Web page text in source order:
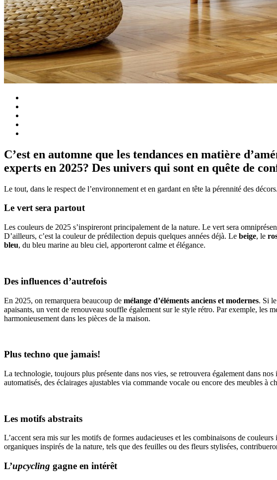
C’est en automne que les tendances en matière
experts en 2025? Des univers qui sont en quête de
Le tout, dans le respect de l’environnement et en gardant en tête la pérennité des
Le vert sera partout
Les couleurs de 2025 s’inspireront principalement de la nature. Le vert sera
D’ailleurs, c’est la couleur de prédilection depuis quelques années déjà. Le beige, le
bleu, du bleu marine au bleu ciel, apporteront calme et élégance.
Des influences d’autrefois
En 2025, on remarquera beaucoup de mélange d’éléments anciens et modernes. Si
apaisants, un vent de renouveau souffle également sur le style rétro. Par exemple, les
harmonieusement dans les pièces de la maison.
Plus techno que jamais!
La technologie, toujours plus présente dans nos vies, se retrouvera également dans
automatisés, des éclairages ajustables via commande vocale ou encore des meubles à
Les motifs abstraits
L’accent sera mis sur les motifs de formes audacieuses et les combinaisons de couleurs
organiques inspirés de la nature, tels que des feuilles ou des fleurs stylisées,
L’upcycling gagne en intérêt